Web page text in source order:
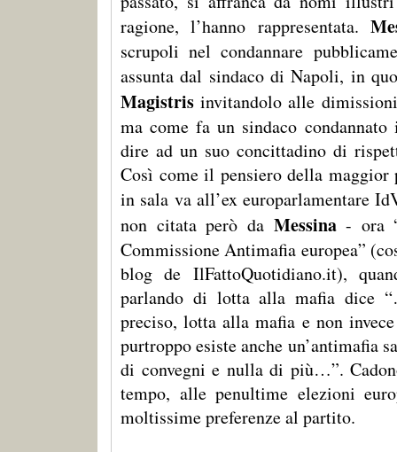
ragione, l’hanno rappresentata.
scrupoli nel condannare
assunta dal sindaco di Napoli, in
Magistris invitandolo alle
ma come fa un sindaco
dire ad un suo concittadino di
Così come il pensiero della maggior
in sala va all’ex europarlamentare
non citata però da Messina- ora
Commissione Antimafia europea”
blog de IlFattoQuotidiano.it),
parlando di lotta alla mafia dice
preciso, lotta alla mafia e non
purtroppo esiste anche un’antimafia
di convegni e nulla di più…”.
tempo, alle penultime elezioni
moltissime preferenze al partito.